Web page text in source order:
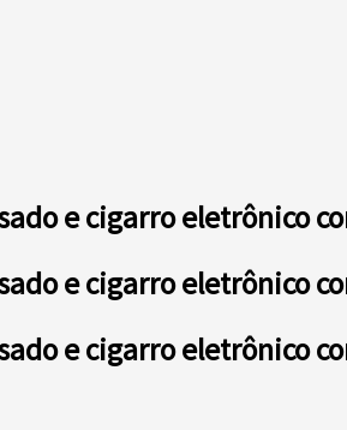
e cigarro eletrônico
e cigarro eletrônico
e cigarro eletrônico